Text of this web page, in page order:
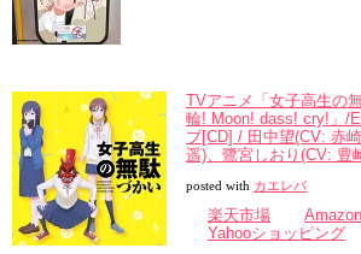
TVアニメ「女子高生の
輪! Moon! dass! cry!」/
ブ[CD] / 田中望(CV: 赤
遥)、鷺宮しおり(CV: 豊
posted with カエレバ
楽天市場
Amazon
Yahooショッピング